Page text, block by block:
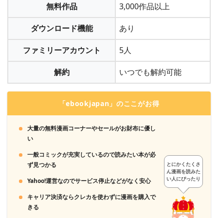
「月額コース登録」ならクレジット決済かキャリア決済。
「ポイントを購入」ならそれに加えて「楽天ペイ」
「WebMoney」「LINE Pay」「Apple Pay」「Amazon Pay」
「atone(翌月コンビニ払い)」も利用できます。
3
ポイントを獲得し、好きな漫画を購入します
解約完了です
無料作品 3,000作品以上
ダウンロード機能 あり
ファミリーアカウント 5人
解約 いつでも解約可能
「ebookjapan」のここがお得
大量の無料漫画コーナーやセールがお財布に優し
い
一般コミックが充実しているので読みたい本が必
ず見つかる
Yahoo!運営なのでサービス停止などがなく安心
キャリア決済ならクレカを使わずに漫画を購入で
きる
とにかくたくさ
ん漫画を読みた
い人にぴったり